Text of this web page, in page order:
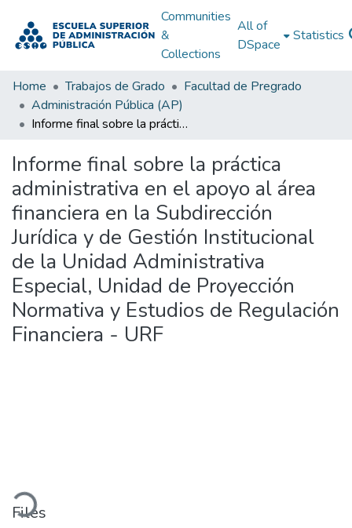
Communities
&
Collections
All of
DSpace
Statistics
Home Trabajos de Grado
Facultad de Pregrado
Administración Pública (AP)
Informe final sobre la práctica administrativa en el apoyo al área financiera en la Subdirección Jurídica y de Gestión Institucional de la Unidad Administrativa Especial, Unidad de Proyección Normativa y Estudios de Regulación Financiera - URF
Informe final sobre la práctica
administrativa en el apoyo al área
financiera en la Subdirección
Jurídica y de Gestión Institucional
de la Unidad Administrativa
Especial, Unidad de Proyección
Normativa y Estudios de Regulación
Financiera - URF
Files